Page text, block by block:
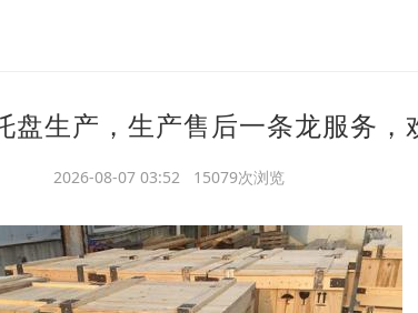
盘生产，生产售后一条龙服务，
2026-08-07 03:52 15079次浏览